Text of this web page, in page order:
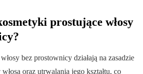
prostujące włosy
bez prostownicy działają na zasadzie
oraz utrwalania jego kształtu, co